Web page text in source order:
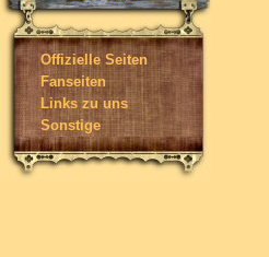
Offizielle Seiten
Fanseiten
Links zu uns
Sonstige